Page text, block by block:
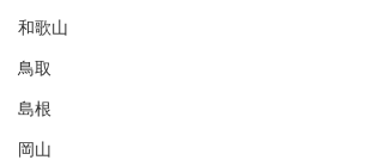
和歌山
鳥取
島根
岡山